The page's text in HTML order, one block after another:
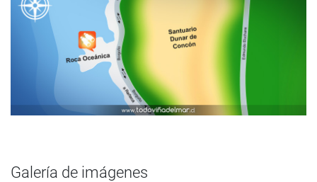
Galería de imágenes